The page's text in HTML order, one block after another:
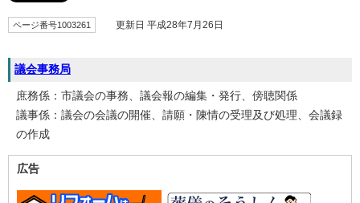
ページ番号1003261 更新日 平成28年7月26日
議会事務局
庶務係：市議会の事務、議会報の編集・発行、傍聴関係
議事係：議会の会議の開催、請願・陳情の受理及び処理、会議録
の作成
広告